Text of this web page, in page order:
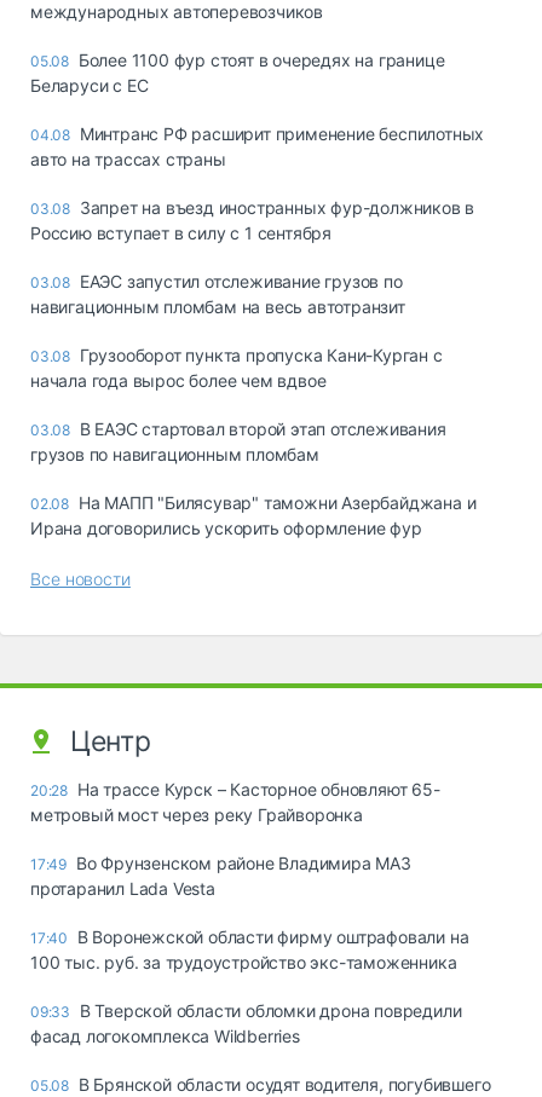
международных автоперевозчиков
05.08 Более 1100 фур стоят в очередях на границе
Беларуси с ЕС
04.08 Минтранс РФ расширит применение беспилотных
авто на трассах страны
03.08 Запрет на въезд иностранных фур-должников в
Россию вступает в силу с 1 сентября
03.08 ЕАЭС запустил отслеживание грузов по
навигационным пломбам на весь автотранзит
03.08 Грузооборот пункта пропуска Кани-Курган с
начала года вырос более чем вдвое
03.08 В ЕАЭС стартовал второй этап отслеживания
грузов по навигационным пломбам
02.08 На МАПП "Билясувар" таможни Азербайджана и
Ирана договорились ускорить оформление фур
Все новости
Центр
20:28 На трассе Курск – Касторное обновляют 65-
метровый мост через реку Грайворонка
17:49 Во Фрунзенском районе Владимира МАЗ
протаранил Lada Vesta
17:40
В Воронежской области фирму оштрафовали на
100 тыс. руб. за трудоустройство экс-таможенника
09:33
В Тверской области обломки дрона повредили
фасад логокомплекса Wildberries
05.08 В Брянской области осудят водителя, погубившего